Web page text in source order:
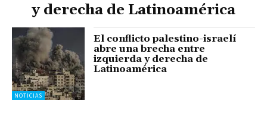
y derecha de Latinoamérica
NOTICIAS
El conflicto palestino-israelí
abre una brecha entre
izquierda y derecha de
Latinoamérica